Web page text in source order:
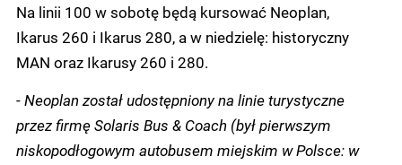
Na linii 100 w sobotę będą kursować Neoplan,
Ikarus 260 i Ikarus 280, a w niedzielę: historyczny
MAN oraz Ikarusy 260 i 280.
-Neoplan został udostępniony na linie turystyczne
przez firmę Solaris Bus & Coach (był pierwszym
niskopodłogowym autobusem miejskim w Polsce: w